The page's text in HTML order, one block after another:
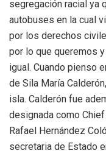
segregación racial ya
autobuses en la cual
por los derechos
por lo que queremos
igual. Cuando pienso
de Sila María
isla. Calderón fue
designada como
Rafael Hernández
secretaria de Estado